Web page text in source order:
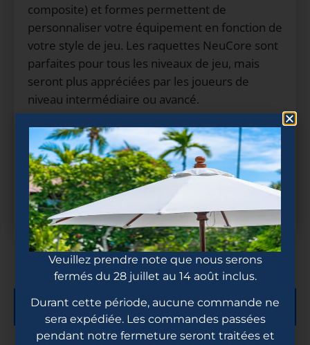
composite) et formes permettent de
personnaliser votre équipement en fonction de
votre style de jeu. Les raquettes NeuCore sont
parfaites pour tous les niveaux de jeu, mais
seront plus appréciées par les joueurs de
niveau intermédiaire ou avancé.
Ajouter au panier
Description
Veuillez prendre note que nous serons
fermés du 28 juillet au 14 août inclus.
Durant cette période, aucune commande ne
sera expédiée. Les commandes passées
pendant notre fermeture seront traitées et